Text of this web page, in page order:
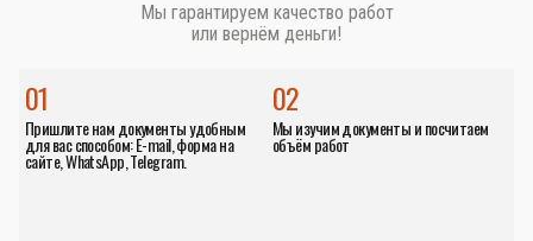
Мы гарантируем качество работ
или вернём деньги!
01
Пришлите нам документы удобным
для вас способом: E-mail, форма на
сайте, WhatsApp, Telegram.
02
Мы изучим документы и посчитаем
объём работ